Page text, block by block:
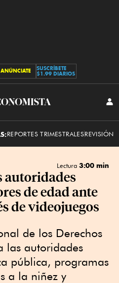
ANÚNCIATE
SUSCRÍBETE
$1.99 DIARIOS
El
REPORTES TRIMESTRALESREVISIÓN
Lectura 3:00 min
autoridades
de edad ante
de videojuegos
de los Derechos
las autoridades
pública, programas
a la niñez y